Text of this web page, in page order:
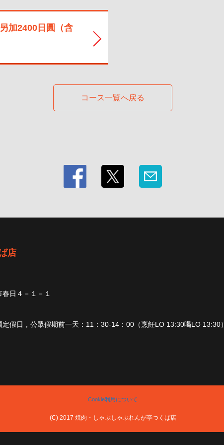
加2400日圓（含
コース一覧へ戻る
店
日４－１－１
定假日，公眾假期前一天：11：30-14：00（烹飪LO 13:30喝LO
Cookie利用について
(C) 2017 焼肉・しゃぶしゃぶれんが亭つくば店